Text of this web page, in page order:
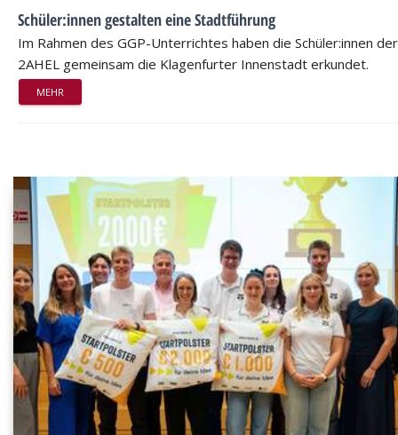
Schüler:innen gestalten eine Stadtführung
Im Rahmen des GGP-Unterrichtes haben die Schüler:innen der
2AHEL gemeinsam die Klagenfurter Innenstadt erkundet.
MEHR